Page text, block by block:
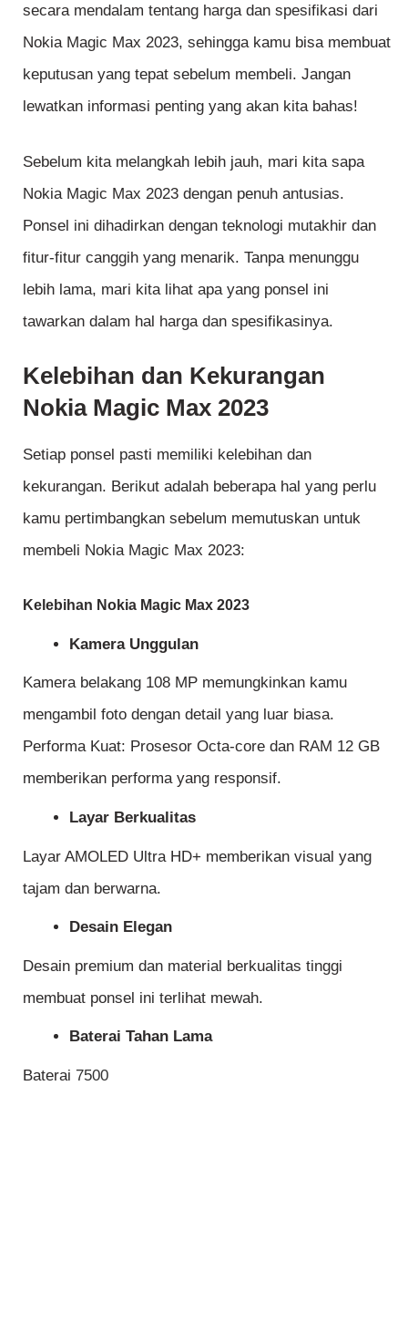
secara mendalam tentang harga dan spesifikasi dari
Nokia Magic Max 2023, sehingga kamu bisa membuat
keputusan yang tepat sebelum membeli. Jangan
lewatkan informasi penting yang akan kita bahas!
Sebelum kita melangkah lebih jauh, mari kita sapa
Nokia Magic Max 2023 dengan penuh antusias.
Ponsel ini dihadirkan dengan teknologi mutakhir dan
fitur-fitur canggih yang menarik. Tanpa menunggu
lebih lama, mari kita lihat apa yang ponsel ini
tawarkan dalam hal harga dan spesifikasinya.
Kelebihan dan Kekurangan
Nokia Magic Max 2023
Setiap ponsel pasti memiliki kelebihan dan
kekurangan. Berikut adalah beberapa hal yang perlu
kamu pertimbangkan sebelum memutuskan untuk
membeli Nokia Magic Max 2023:
Kelebihan Nokia Magic Max 2023
Kamera Unggulan
Kamera belakang 108 MP memungkinkan kamu
mengambil foto dengan detail yang luar biasa.
Performa Kuat: Prosesor Octa-core dan RAM 12 GB
memberikan performa yang responsif.
Layar Berkualitas
Layar AMOLED Ultra HD+ memberikan visual yang
tajam dan berwarna.
Desain Elegan
Desain premium dan material berkualitas tinggi
membuat ponsel ini terlihat mewah.
Baterai Tahan Lama
Baterai 7500